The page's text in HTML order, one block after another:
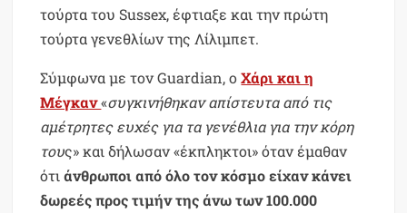
τούρτα του Sussex, έφτιαξε και την πρώτη
τούρτα γενεθλίων της Λίλιμπετ.
Σύμφωνα με τον Guardian, οΧάρι και η
Μέγκαν«συγκινήθηκαν απίστευτα από τις
αμέτρητες ευχές για τα γενέθλια για την κόρη
τους» και δήλωσαν «έκπληκτοι» όταν έμαθαν
ότιάνθρωποι από όλο τον κόσμο είχαν κάνει
δωρεές προς τιμήν της άνω των 100.000